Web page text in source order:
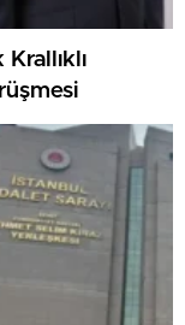
Krallıklı